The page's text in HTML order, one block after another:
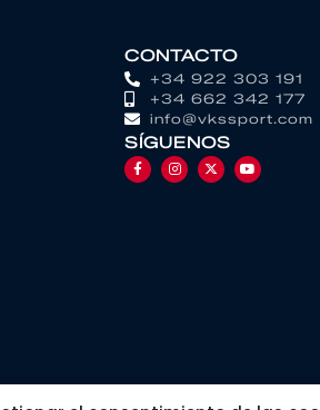
CONTACTO
+34 922 303 191
+34 662 342 177
info@vkssport.com
SÍGUENOS